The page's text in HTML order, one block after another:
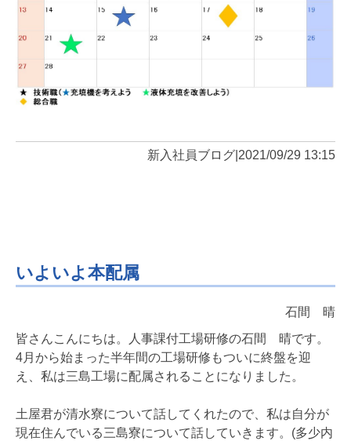
新入社員ブログ 2021/09/29 13:15
いよいよ本配属
石間 晴
皆さんこんにちは。人事課付工場研修の石間 晴です。
4月から始まった半年間の工場研修もついに終盤を迎
え、私は三島工場に配属されることになりました。
土屋君が清水寮について話してくれたので、私は自分が
現在住んでいる三島寮について話していきます。(多少内